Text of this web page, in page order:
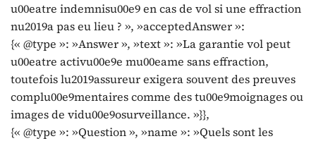
u00eatre indemnisu00e9 en cas de vol si une effraction
nu2019a pas eu lieu ? », »acceptedAnswer »:
{« @type »: »Answer », »text »: »La garantie vol peut
u00eatre activu00e9e mu00eame sans effraction,
toutefois lu2019assureur exigera souvent des preuves
complu00e9mentaires comme des tu00e9moignages ou
images de vidu00e9osurveillance. »}},
{« @type »: »Question », »name »: »Quels sont les